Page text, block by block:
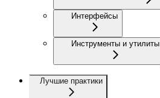
Интерфейсы
Инструменты и утилиты
Лучшие практики